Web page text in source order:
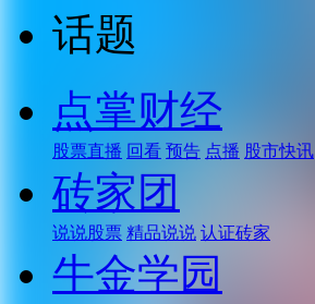
话题
点掌财经
股票直播 回看 预告 点播 股市快讯
砖家团
说说股票 精品说说 认证砖家
牛金学园